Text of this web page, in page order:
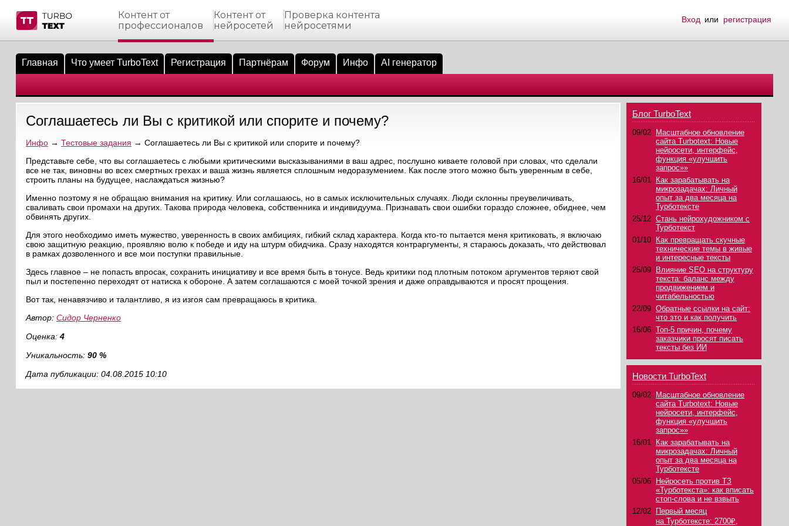
материалы
биржи
пользователи
на сайте
пользователей
сообщения
по форуму
Контент от
профессионалов
Контент от
нейросетей
Проверка контента
нейросетями
Вход или регистрация
Главная Что умеет TurboText Регистрация Партнёрам Форум Инфо AI генератор
Соглашаетесь ли Вы с критикой или спорите и почему?
Инфо→ Тестовые задания → Соглашаетесь ли Вы с критикой или спорите и почему?
Представьте себе, что вы соглашаетесь с любыми критическими высказываниями в ваш адрес, послушно киваете головой при словах, что сделали
все не так, виновны во всех смертных грехах и ваша жизнь является сплошным недоразумением. Как после этого можно быть уверенным в себе,
строить планы на будущее, наслаждаться жизнью?
Именно поэтому я не обращаю внимания на критику. Или соглашаюсь, но в самых исключительных случаях. Люди склонны преувеличивать,
сваливать свои промахи на других. Такова природа человека, собственника и индивидуума. Признавать свои ошибки гораздо сложнее, обиднее, чем
обвинять других.
Для этого необходимо иметь мужество, уверенность в своих амбициях, гибкий склад характера. Когда кто-то пытается меня критиковать, я включаю
свою защитную реакцию, проявляю волю к победе и иду на штурм обидчика. Сразу находятся контраргументы, я стараюсь доказать, что действовал
в рамках дозволенного и все мои поступки правильные.
Здесь главное – не попасть впросак, сохранить инициативу и все время быть в тонусе. Ведь критики под плотным потоком аргументов теряют свой
пыл и постепенно переходят от натиска к обороне. А затем соглашаются с моей точкой зрения и даже оправдываются и просят прощения.
Вот так, ненавязчиво и талантливо, я из изгоя сам превращаюсь в критика.
Автор: Сидор Черненко
Оценка: 4
Уникальность: 90 %
Дата публикации: 04.08.2015 10:10
Блог TurboText
09/02
Масштабное обновление
сайта Turbotext: Новые
нейросети, интерфейс,
функция «улучшить
запрос»»
16/01
Как зарабатывать на
микрозадачах: Личный
опыт за два месяца на
Турботексте
25/12 Стань нейрохудожником с
Турботекст
01/10
Как превращать скучные
технические темы в живые
и интересные тексты
25/09
Влияние SEO на структуру
текста: баланс между
продвижением и
читабельностью
22/09 Обратные ссылки на сайт:
что это и как получить
16/06 Топ-5 причин, почему
заказчики просят писать
тексты без ИИ
Новости TurboText
09/02
Масштабное обновление
сайта Turbotext: Новые
нейросети, интерфейс,
функция «улучшить
запрос»»
16/01
Как зарабатывать на
микрозадачах: Личный
опыт за два месяца на
Турботексте
05/06
Нейросеть против ТЗ
«Турботекста»: как вписать
стоп-слова и не взвыть
12/02
Первый месяц
на Турботексте: 2700₽,